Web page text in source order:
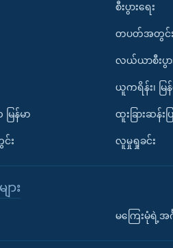
ြန်မာ
ကွင်း
စီးပွားရေး
တပတ်အတွင်း
လယ်ယာစီးပွာ
ယူကရိန်း၊ မြ
ထူးခြားဆန်းပ
လူမှုရှုခင်း
ား
မကြေးမုံရဲ့အ